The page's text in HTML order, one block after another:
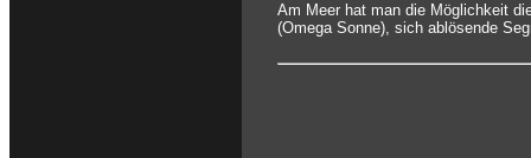
Am Meer hat man die Möglichkeit
(Omega Sonne), sich ablösende